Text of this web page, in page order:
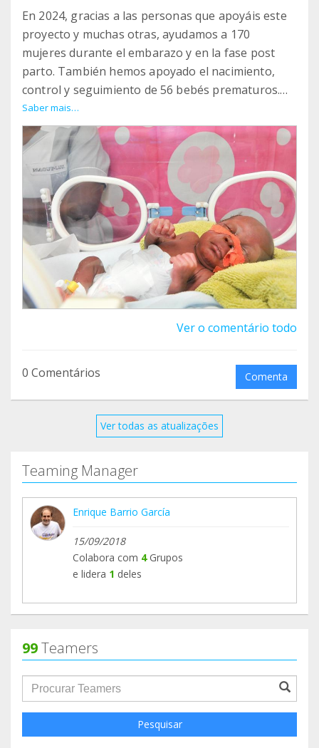
En 2024, gracias a las personas que apoyáis este
proyecto y muchas otras, ayudamos a 170
mujeres durante el embarazo y en la fase post
parto. También hemos apoyado el nacimiento,
control y seguimiento de 56 bebés prematuros.
Gracias.¿ Y si me ayudáis a difundirlo entre
vuestros conocidos? Este es el enlace
https://www.teaming.net/amigosdemonkole
Saber mais…
Ver o comentário todo
0 Comentários Comenta
Ver todas as atualizações
Teaming Manager
Enrique Barrio García
15/09/2018
Colabora com 4Grupos
e lidera 1 deles
99Teamers
groupProfile.searchForm.search.text???
Pesquisar